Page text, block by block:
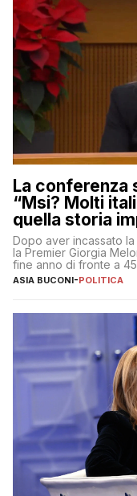
La conferenza
“Msi? Molti
quella storia
al 25 aprile”
Dopo aver incassato la
la Premier Giorgia
fine anno di fronte a
ASIA BUCONI-POLITICA